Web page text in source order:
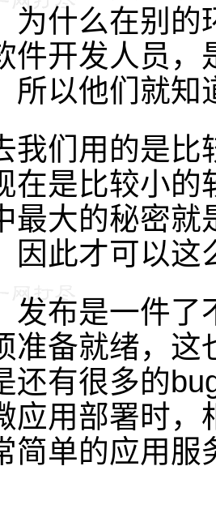
为什么在别的
件开发人员
所以他们就
我们用的是比
在是比较小的
最大的秘密就
因此才可以这
发布是一件了
准备就绪，
还有很多的
应用部署时，
简单的应用服